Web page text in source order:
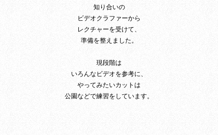
知り合いの
ビデオクラファーから
レクチャーを受けて、
準備を整えました。
現段階は
いろんなビデオを参考に、
やってみたいカットは
公園などで練習をしています。